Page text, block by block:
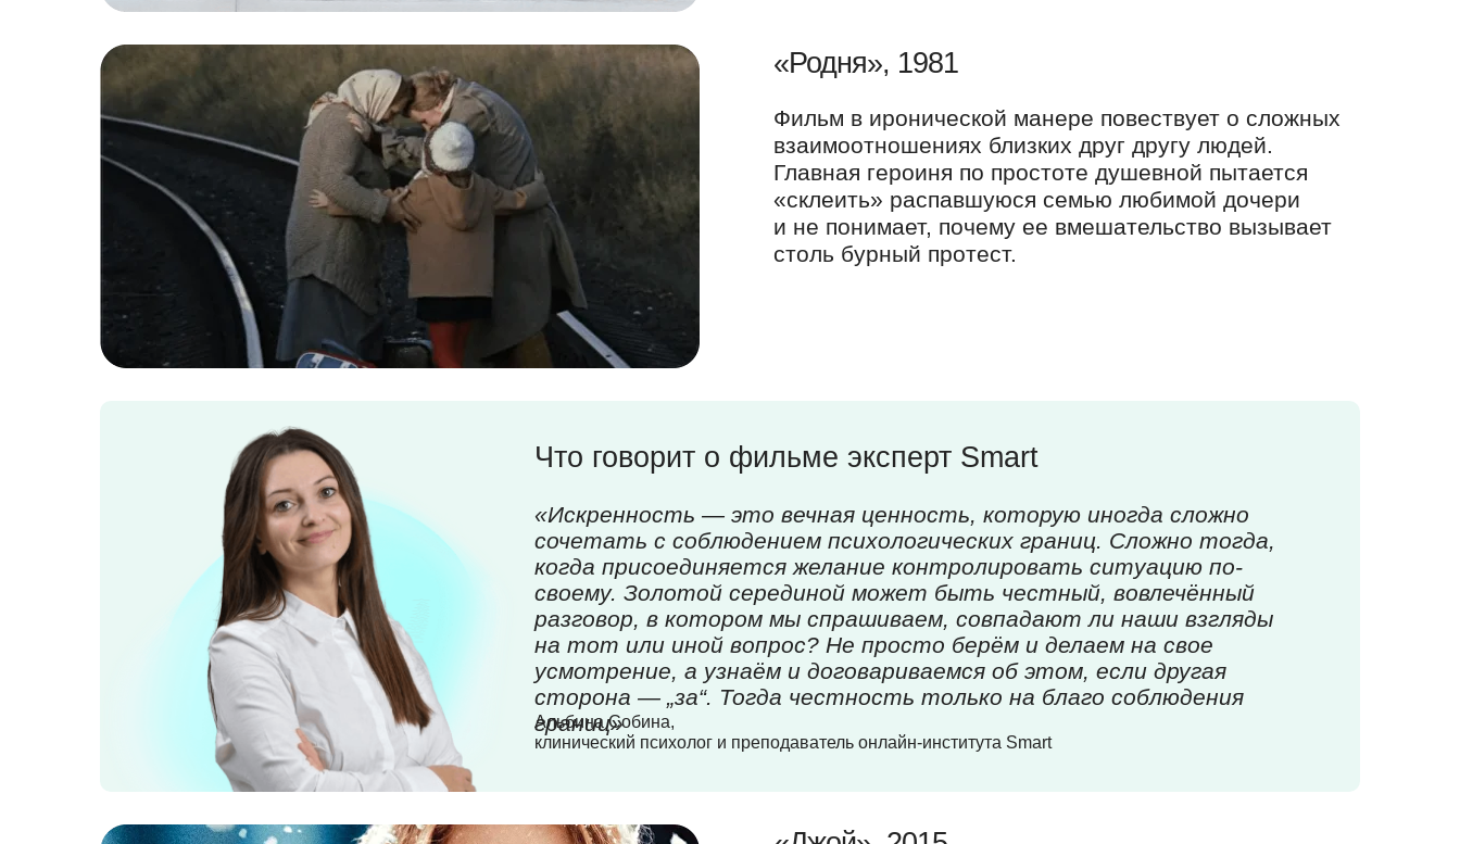
«Родня», 1981
Фильм в иронической манере повествует о сложных
взаимоотношениях близких друг другу людей.
Главная героиня по простоте душевной пытается
«склеить» распавшуюся семью любимой дочери
и не понимает, почему ее вмешательство вызывает
столь бурный протест.
Что говорит о фильме эксперт Smart
«Искренность — это вечная ценность, которую иногда сложно
сочетать с соблюдением психологических границ. Сложно тогда,
когда присоединяется желание контролировать ситуацию по-
своему. Золотой серединой может быть честный, вовлечённый
разговор, в котором мы спрашиваем, совпадают ли наши взгляды
на тот или иной вопрос? Не просто берём и делаем на свое
усмотрение, а узнаём и договариваемся об этом, если другая
сторона — „за“. Тогда честность только на благо соблюдения
границ»
Альбина Собина,
клинический психолог и преподаватель онлайн-института Smart